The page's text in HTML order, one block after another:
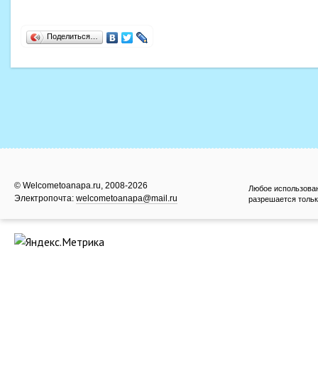
Поделиться…
© Welcometoanapa.ru, 2008-2026
Электропочта: welcometoanapa@mail.ru
Любое
разрешается